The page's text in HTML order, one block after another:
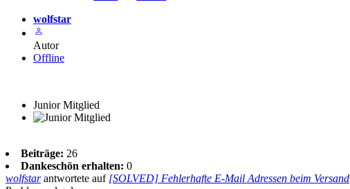
wolfstar
Autor
Offline
Junior Mitglied
Beiträge: 26
Dankeschön erhalten: 0
wolfstarantwortete auf [SOLVED] Fehlerhafte E-Mail Adressen beim Versand